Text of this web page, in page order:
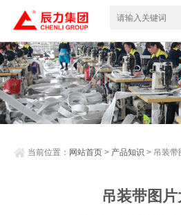
当前位置： 网站首页 > 产品知识 > 吊装带
吊装带图